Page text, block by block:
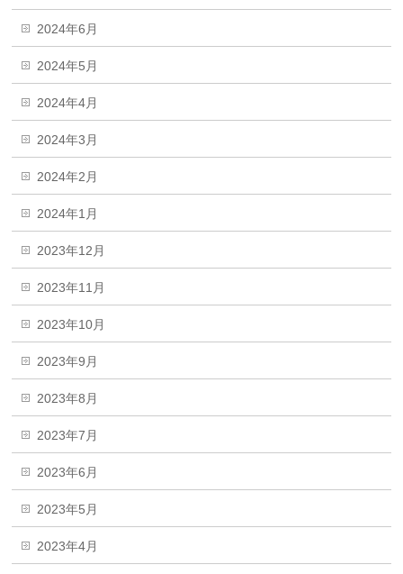
2024年6月
2024年5月
2024年4月
2024年3月
2024年2月
2024年1月
2023年12月
2023年11月
2023年10月
2023年9月
2023年8月
2023年7月
2023年6月
2023年5月
2023年4月